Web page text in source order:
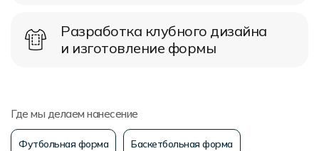
Разработка клубного дизайна
и изготовление формы
Где мы делаем нанесение
Футбольная форма Баскетбольная форма